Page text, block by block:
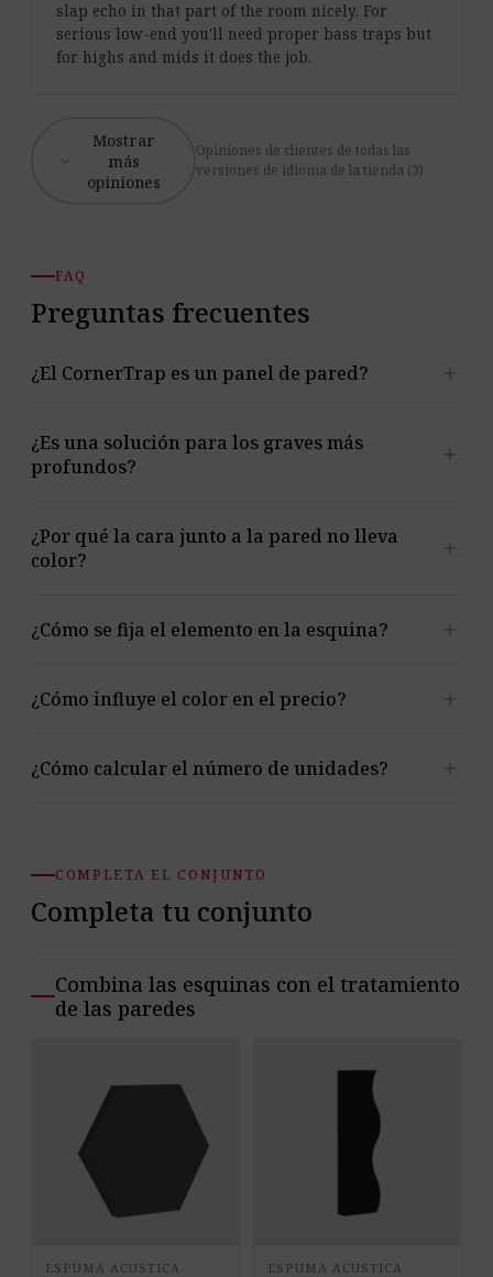
slap echo in that part of the room nicely. For
serious low-end you'll need proper bass traps but
for highs and mids it does the job.
expand_more
Mostrar
más
opiniones
Opiniones de clientes de todas las
versiones de idioma de la tienda (3)
FAQ
Preguntas frecuentes
¿El CornerTrap es un panel de pared? add
Es un elemento diseñado específicamente para la
esquina. Conviene combinarlo con paneles planos que
¿Es una solución para los graves más
profundos?
add
El panel absorbe frecuencias medias y altas y no está
pensado para los graves más profundos. Para
¿Por qué la cara junto a la pared no lleva
color?
add
Así están hechas las superficies que tocan la pared;
tras un montaje correcto quedan ocultas.
¿Cómo se fija el elemento en la esquina? add
Con adhesivo de montaje o cinta autoadhesiva
opcional. El adhesivo no forma parte del conjunto.
¿Cómo influye el color en el precio? add
Basic – Graphite cuesta 51,90 €, y los otros 31 colores
¿Cómo calcular el número de unidades? add
añada la altura de un elemento individual.
COMPLETA EL CONJUNTO
Completa tu conjunto
Combina las esquinas con el tratamiento
de las paredes
ESPUMA ACUSTICA ESPUMA ACUSTICA